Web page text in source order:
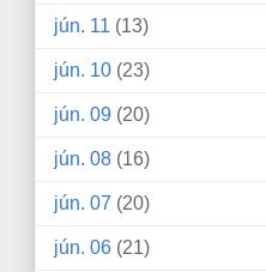
jún. 11 (13)
jún. 10 (23)
jún. 09 (20)
jún. 08 (16)
jún. 07 (20)
jún. 06 (21)